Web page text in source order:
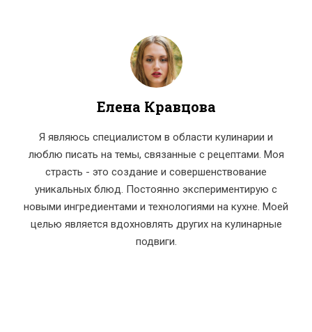
Елена Кравцова
Я являюсь специалистом в области кулинарии и
люблю писать на темы, связанные с рецептами. Моя
страсть - это создание и совершенствование
уникальных блюд. Постоянно экспериментирую с
новыми ингредиентами и технологиями на кухне. Моей
целью является вдохновлять других на кулинарные
подвиги.